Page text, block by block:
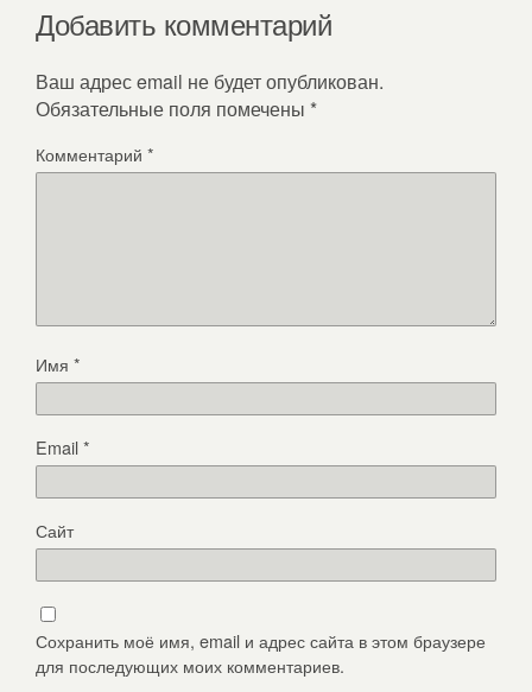
Добавить комментарий
Ваш адрес email не будет опубликован.
Обязательные поля помечены *
Комментарий *
Имя *
Email*
Сайт
Сохранить моё имя, email и адрес сайта в этом браузере
для последующих моих комментариев.